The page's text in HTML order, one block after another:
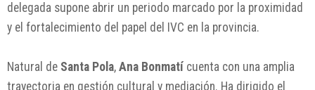
delegada supone abrir un periodo marcado por la proximidad
y el fortalecimiento del papel del IVC en la provincia.
Natural de Santa Pola, Ana Bonmatí cuenta con una amplia
trayectoria en gestión cultural y mediación. Ha dirigido el